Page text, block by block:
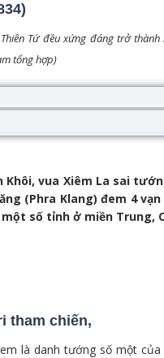
Tứ đều xứng đáng trở
tổng hợp)
Khôi, vua Xiêm La sai
(Phra Klang) đem 4
số tỉnh ở miền Trung,
tham chiến,
là danh tướng số một